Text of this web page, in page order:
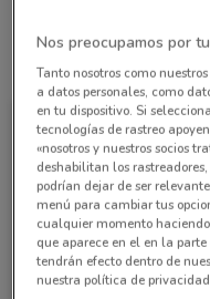
Todas las ofertas de
Nos preocupamos por
Tanto nosotros como nuestros
a datos personales, como
en tu dispositivo. Si
tecnologías de rastreo
«nosotros y nuestros socios
deshabilitan los
podrían dejar de ser
menú para cambiar tus
cualquier momento
que aparece en el en la
tendrán efecto dentro de
nuestra política de